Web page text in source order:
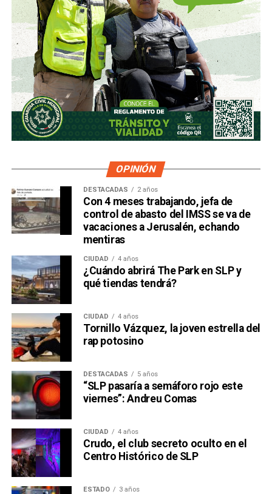
OPINIÓN
DESTACADAS 2 años
Con 4 meses trabajando, jefa de
control de abasto del IMSS se va de
vacaciones a Jerusalén, echando
mentiras
CIUDAD 4 años
¿Cuándo abrirá The Park en SLP y
qué tiendas tendrá?
CIUDAD 4 años
Tornillo Vázquez, la joven estrella del
rap potosino
DESTACADAS 5 años
“SLP pasaría a semáforo rojo este
viernes”: Andreu Comas
CIUDAD 4 años
Crudo, el club secreto oculto en el
Centro Histórico de SLP
ESTADO 3 años